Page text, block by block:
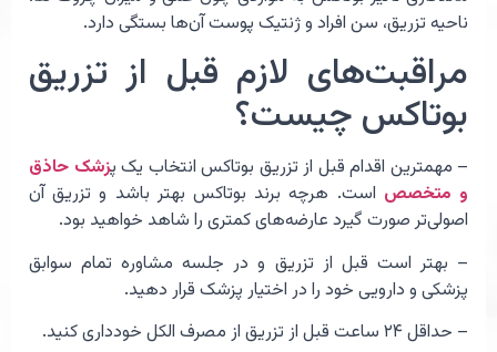
ناحیه تزریق، سن افراد و ژنتیک پوست آن‌ها بستگی دارد.
مراقبت‌های لازم قبل از تزریق
بوتاکس چیست؟
– مهمترین اقدام قبل از تزریق بوتاکس انتخاب یک پزشک حاذق
و متخصص است. هرچه برند بوتاکس بهتر باشد و تزریق آن
اصولی‌تر صورت گیرد عارضه‌های کمتری را شاهد خواهید بود.
– بهتر است قبل از تزریق و در جلسه مشاوره تمام سوابق
پزشکی و دارویی خود را در اختیار پزشک قرار دهید.
– حداقل ۲۴ ساعت قبل از تزریق از مصرف الکل خودداری کنید.